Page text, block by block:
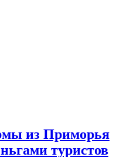
из Приморья
туристов